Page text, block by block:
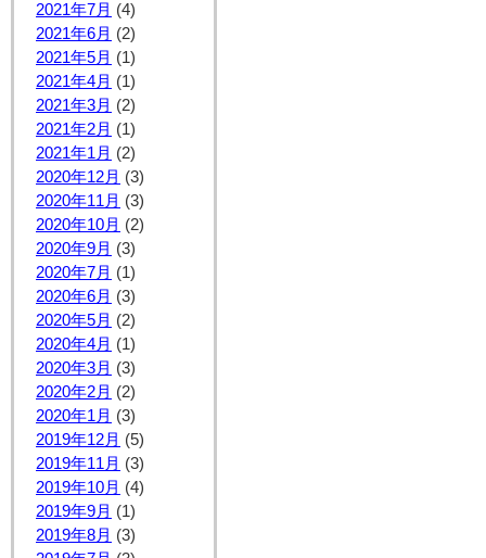
2021年7月 (4)
2021年6月 (2)
2021年5月 (1)
2021年4月 (1)
2021年3月 (2)
2021年2月 (1)
2021年1月 (2)
2020年12月 (3)
2020年11月 (3)
2020年10月 (2)
2020年9月 (3)
2020年7月 (1)
2020年6月 (3)
2020年5月 (2)
2020年4月 (1)
2020年3月 (3)
2020年2月 (2)
2020年1月 (3)
2019年12月 (5)
2019年11月 (3)
2019年10月 (4)
2019年9月 (1)
2019年8月 (3)